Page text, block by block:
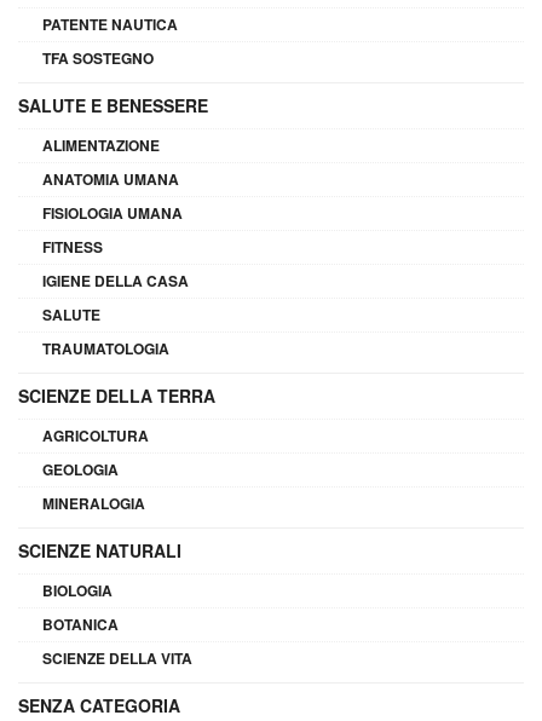
PATENTE NAUTICA
TFA SOSTEGNO
SALUTE E BENESSERE
ALIMENTAZIONE
ANATOMIA UMANA
FISIOLOGIA UMANA
FITNESS
IGIENE DELLA CASA
SALUTE
TRAUMATOLOGIA
SCIENZE DELLA TERRA
AGRICOLTURA
GEOLOGIA
MINERALOGIA
SCIENZE NATURALI
BIOLOGIA
BOTANICA
SCIENZE DELLA VITA
SENZA CATEGORIA